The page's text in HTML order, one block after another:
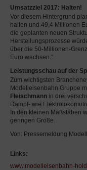
Umsatzziel 2017: Halten!
Vor diesem Hintergrund
halten und 49,4 Millionen
die geplanten neuen
Herstellungsprozesse
über die 50-Millionen-
Euro wachsen.“
Leistungsschau auf der
Zum wichtigsten
Modelleisenbahn Gruppe
Fleischmann in drei
Dampf- wie
In den kleinen Maßstäben
geringen Größe.
Von: Pressemeldung
Links:
www.modelleisenbahn-